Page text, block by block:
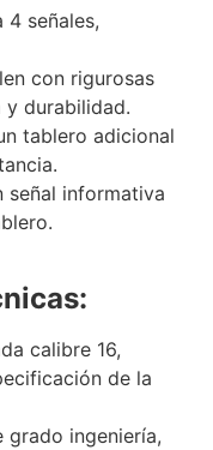
4 señales,
con rigurosas
y durabilidad.
tablero adicional
señal informativa
calibre 16,
de la
grado ingeniería,